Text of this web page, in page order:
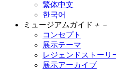
繁体中文
한국어
ミュージアムガイド ＋ －
コンセプト
展示テーマ
レジェンドストーリ
展示アーカイブ